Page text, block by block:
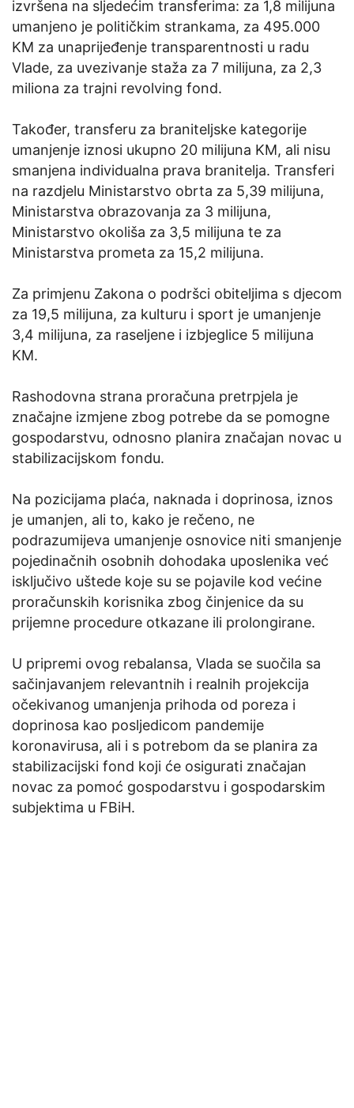
izvršena na sljedećim transferima: za 1,8 milijuna
umanjeno je političkim strankama, za 495.000
KM za unaprijeđenje transparentnosti u radu
Vlade, za uvezivanje staža za 7 milijuna, za 2,3
miliona za trajni revolving fond.
Također, transferu za braniteljske kategorije
umanjenje iznosi ukupno 20 milijuna KM, ali nisu
smanjena individualna prava branitelja. Transferi
na razdjelu Ministarstvo obrta za 5,39 milijuna,
Ministarstva obrazovanja za 3 milijuna,
Ministarstvo okoliša za 3,5 milijuna te za
Ministarstva prometa za 15,2 milijuna.
Za primjenu Zakona o podršci obiteljima s djecom
za 19,5 milijuna, za kulturu i sport je umanjenje
3,4 milijuna, za raseljene i izbjeglice 5 milijuna
KM.
Rashodovna strana proračuna pretrpjela je
značajne izmjene zbog potrebe da se pomogne
gospodarstvu, odnosno planira značajan novac u
stabilizacijskom fondu.
Na pozicijama plaća, naknada i doprinosa, iznos
je umanjen, ali to, kako je rečeno, ne
podrazumijeva umanjenje osnovice niti smanjenje
pojedinačnih osobnih dohodaka uposlenika već
isključivo uštede koje su se pojavile kod većine
proračunskih korisnika zbog činjenice da su
prijemne procedure otkazane ili prolongirane.
U pripremi ovog rebalansa, Vlada se suočila sa
sačinjavanjem relevantnih i realnih projekcija
očekivanog umanjenja prihoda od poreza i
doprinosa kao posljedicom pandemije
koronavirusa, ali i s potrebom da se planira za
stabilizacijski fond koji će osigurati značajan
novac za pomoć gospodarstvu i gospodarskim
subjektima u FBiH.